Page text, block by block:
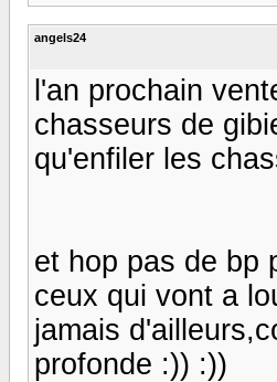
angels24
l'an prochain
chasseurs de
qu'enfiler les
et hop pas de bp
ceux qui vont a
jamais
profonde :)) :))